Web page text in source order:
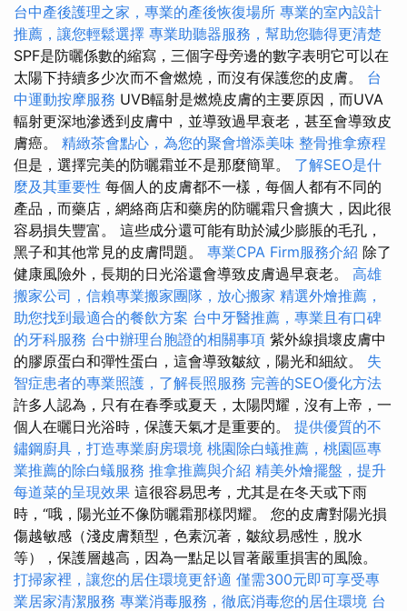
台中產後護理之家，專業的產後恢復場所 專業的室內設計
推薦，讓您輕鬆選擇 專業助聽器服務，幫助您聽得更清楚
SPF是防曬係數的縮寫，三個字母旁邊的數字表明它可以在
太陽下持續多少次而不會燃燒，而沒有保護您的皮膚。 台
中運動按摩服務 UVB輻射是燃燒皮膚的主要原因，而UVA
輻射更深地滲透到皮膚中，並導致過早衰老，甚至會導致皮
膚癌。 精緻茶會點心，為您的聚會增添美味 整骨推拿療程
但是，選擇完美的防曬霜並不是那麼簡單。 了解SEO是什
麼及其重要性 每個人的皮膚都不一樣，每個人都有不同的
產品，而藥店，網絡商店和藥房的防曬霜只會擴大，因此很
容易損失豐富。 這些成分還可能有助於減少膨脹的毛孔，
黑子和其他常見的皮膚問題。 專業CPA Firm服務介紹 除了
健康風險外，長期的日光浴還會導致皮膚過早衰老。 高雄
搬家公司，信賴專業搬家團隊，放心搬家 精選外燴推薦，
助您找到最適合的餐飲方案 台中牙醫推薦，專業且有口碑
的牙科服務 台中辦理台胞證的相關事項 紫外線損壞皮膚中
的膠原蛋白和彈性蛋白，這會導致皺紋，陽光和細紋。 失
智症患者的專業照護，了解長照服務 完善的SEO優化方法
許多人認為，只有在春季或夏天，太陽閃耀，沒有上帝，一
個人在曬日光浴時，保護天氣才是重要的。 提供優質的不
鏽鋼廚具，打造專業廚房環境 桃園除白蟻推薦，桃園區專
業推薦的除白蟻服務 推拿推薦與介紹 精美外燴擺盤，提升
每道菜的呈現效果 這很容易思考，尤其是在冬天或下雨
時，“哦，陽光並不像防曬霜那樣閃耀。 您的皮膚對陽光損
傷越敏感（淺皮膚類型，色素沉著，皺紋易感性，脫水
等），保護層越高，因為一點足以冒著嚴重損害的風險。
打掃家裡，讓您的居住環境更舒適 僅需300元即可享受專
業居家清潔服務 專業消毒服務，徹底消毒您的居住環境 台